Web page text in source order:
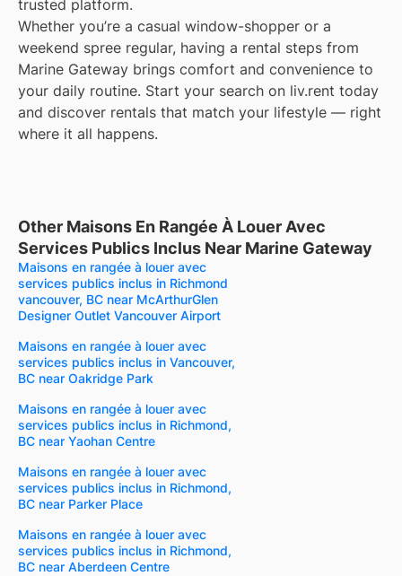
trusted platform.
Whether you’re a casual window-shopper or a
weekend spree regular, having a rental steps from
Marine Gateway brings comfort and convenience to
your daily routine. Start your search on liv.rent today
and discover rentals that match your lifestyle — right
where it all happens.
Other Maisons En Rangée À Louer Avec
Services Publics Inclus Near Marine Gateway
Maisons en rangée à louer avec
services publics inclus in Richmond
vancouver, BC near McArthurGlen
Designer Outlet Vancouver Airport
Maisons en rangée à louer avec
services publics inclus in Vancouver,
BC near Oakridge Park
Maisons en rangée à louer avec
services publics inclus in Richmond,
BC near Yaohan Centre
Maisons en rangée à louer avec
services publics inclus in Richmond,
BC near Parker Place
Maisons en rangée à louer avec
services publics inclus in Richmond,
BC near Aberdeen Centre